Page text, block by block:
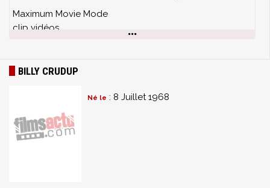
Maximum Movie Mode
clip vidéos
documentaire sur les justicier
documentaire sur la technologie des Watchmen
BILLY CRUDUP
Né le : 8 Juillet 1968